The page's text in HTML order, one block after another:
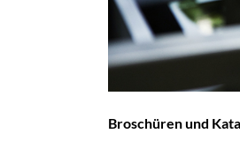
Broschüren und